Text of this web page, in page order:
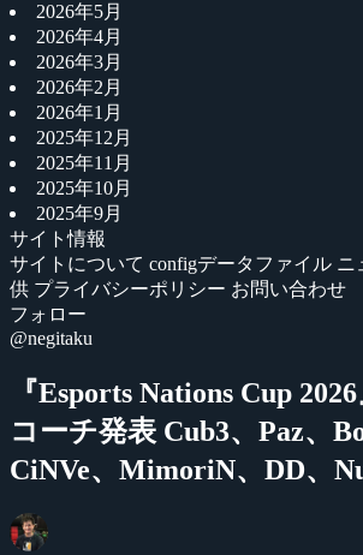
2026年5月
2026年4月
2026年3月
2026年2月
2026年1月
2025年12月
2025年11月
2025年10月
2025年9月
サイト情報
サイトについて configデータファイル ニ
供 プライバシーポリシー お問い合わせ
フォロー
@negitaku
『Esports Nations Cup
コーチ発表 Cub3、Paz、
CiNVe、MimoriN、DD、